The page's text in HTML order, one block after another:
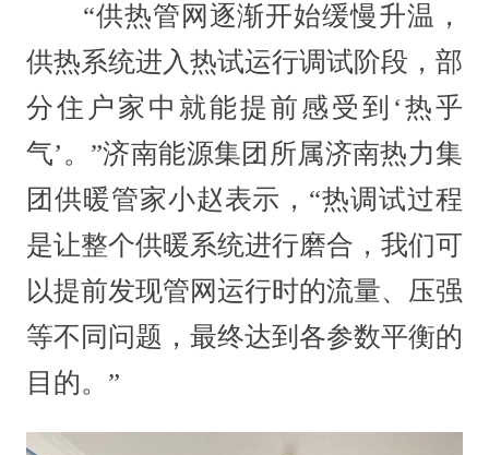
“供热管网逐渐开始缓慢升温，
供热系统进入热试运行调试阶段，部
分住户家中就能提前感受到‘热乎
气’。”济南能源集团所属济南热力集
团供暖管家小赵表示，“热调试过程
是让整个供暖系统进行磨合，我们可
以提前发现管网运行时的流量、压强
等不同问题，最终达到各参数平衡的
目的。”